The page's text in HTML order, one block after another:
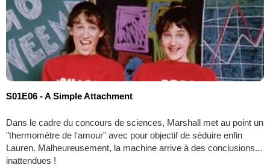
S01E06 - A Simple Attachment
Dans le cadre du concours de sciences, Marshall met au point un
"thermomètre de l'amour" avec pour objectif de séduire enfin
Lauren. Malheureusement, la machine arrive à des conclusions...
inattendues !